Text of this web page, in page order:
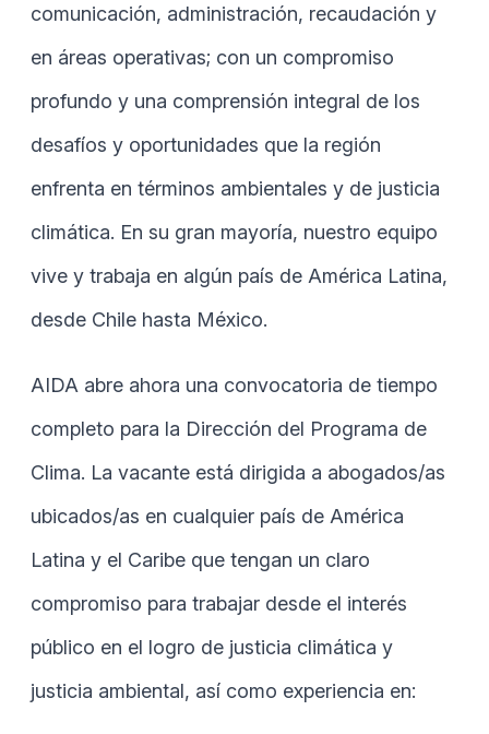
comunicación, administración, recaudación y
en áreas operativas; con un compromiso
profundo y una comprensión integral de los
desafíos y oportunidades que la región
enfrenta en términos ambientales y de justicia
climática. En su gran mayoría, nuestro equipo
vive y trabaja en algún país de América Latina,
desde Chile hasta México.
AIDA abre ahora una convocatoria de tiempo
completo para la Dirección del Programa de
Clima. La vacante está dirigida a abogados/as
ubicados/as en cualquier país de América
Latina y el Caribe que tengan un claro
compromiso para trabajar desde el interés
público en el logro de justicia climática y
justicia ambiental, así como experiencia en: